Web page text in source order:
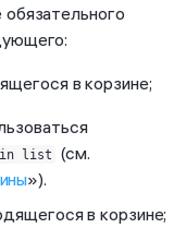
в корзине;
list
(см.
»).
в корзине;